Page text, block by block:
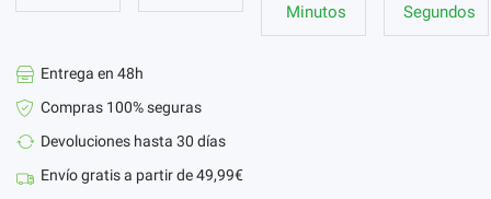
Minutos Segundos
Entrega en 48h
Compras 100% seguras
Devoluciones hasta 30 días
Envío gratis a partir de 49,99€